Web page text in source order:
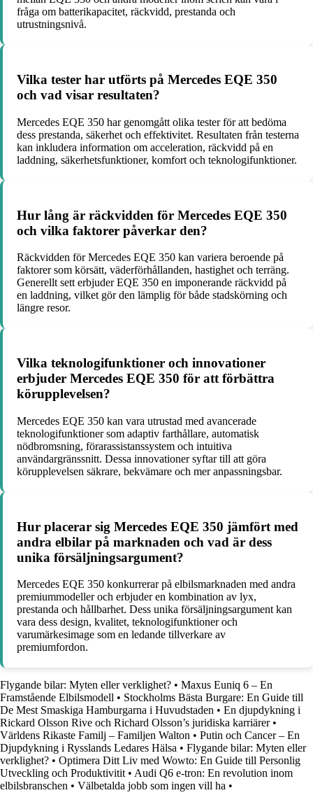
fråga om batterikapacitet, räckvidd, prestanda och
utrustningsnivå.
Vilka tester har utförts på Mercedes EQE 350
och vad visar resultaten?
Mercedes EQE 350 har genomgått olika tester för att bedöma
dess prestanda, säkerhet och effektivitet. Resultaten från testerna
kan inkludera information om acceleration, räckvidd på en
laddning, säkerhetsfunktioner, komfort och teknologifunktioner.
Hur lång är räckvidden för Mercedes EQE 350
och vilka faktorer påverkar den?
Räckvidden för Mercedes EQE 350 kan variera beroende på
faktorer som körsätt, väderförhållanden, hastighet och terräng.
Generellt sett erbjuder EQE 350 en imponerande räckvidd på
en laddning, vilket gör den lämplig för både stadskörning och
längre resor.
Vilka teknologifunktioner och innovationer
erbjuder Mercedes EQE 350 för att förbättra
körupplevelsen?
Mercedes EQE 350 kan vara utrustad med avancerade
teknologifunktioner som adaptiv farthållare, automatisk
nödbromsning, förarassistanssystem och intuitiva
användargränssnitt. Dessa innovationer syftar till att göra
körupplevelsen säkrare, bekvämare och mer anpassningsbar.
Hur placerar sig Mercedes EQE 350 jämfört med
andra elbilar på marknaden och vad är dess
unika försäljningsargument?
Mercedes EQE 350 konkurrerar på elbilsmarknaden med andra
premiummodeller och erbjuder en kombination av lyx,
prestanda och hållbarhet. Dess unika försäljningsargument kan
vara dess design, kvalitet, teknologifunktioner och
varumärkesimage som en ledande tillverkare av
premiumfordon.
Flygande bilar: Myten eller verklighet? • Maxus Euniq 6 – En
Framstående Elbilsmodell • Stockholms Bästa Burgare: En Guide till
De Mest Smaskiga Hamburgarna i Huvudstaden • En djupdykning i
Rickard Olsson Rive och Richard Olsson’s juridiska karriärer•
Världens Rikaste Familj – Familjen Walton • Putin och Cancer – En
Djupdykning i Rysslands Ledares Hälsa • Flygande bilar: Myten eller
verklighet? • Optimera Ditt Liv med Wowto: En Guide till Personlig
Utveckling och Produktivitit • Audi Q6 e-tron: En revolution inom
elbilsbranschen • Välbetalda jobb som ingen vill ha •